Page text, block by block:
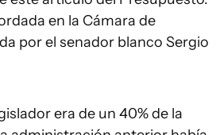
en la Cámara de
por el senador blanco Sergio
era de un 40% de la